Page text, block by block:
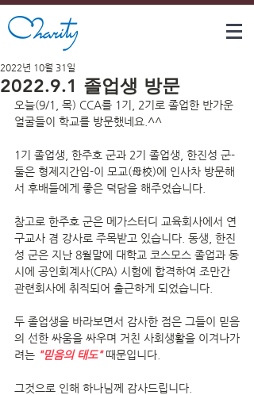
2022.9.1 졸업생 방문
2022년 10월 31일
오늘(9/1, 목) CCA를 1기, 2기로 졸업한 반가운
얼굴들이 학교를 방문했네요.^^
1기 졸업생, 한주호 군과 2기 졸업생, 한진성 군-
둘은 형제지간임-이 모교(母校)에 인사차 방문해
서 후배들에게 좋은 덕담을 해주었습니다.
참고로 한주호 군은 메가스터디 교육회사에서 연
구교사 겸 강사로 주목받고 있습니다. 동생, 한진
성 군은 지난 8월말에 대학교 코스모스 졸업과 동
시에 공인회계사(CPA) 시험에 합격하여 조만간
관련회사에 취직되어 출근하게 되었습니다.
두 졸업생을 바라보면서 감사한 점은 그들이 믿음
의 선한 싸움을 싸우며 거친 사회생활을 이겨나가
려는 "믿음의 태도" 때문입니다.
그것으로 인해 하나님께 감사드립니다.